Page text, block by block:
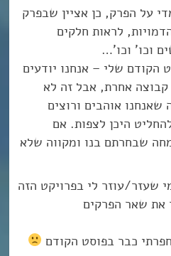
על הפרק, כן אציין שבפרק
לראות חלקים
וכו’ וכו’…
הקודם שלי – אנחנו יודעים
אחרת, אבל זה לא
אוהבים ורוצים
היכן לצפות. אם
שבחרתם בנו ומקווה שלא
שעזר/עוזר לי בפרויקט הזה
את שאר הפרקים
כבר בפוסט הקודם